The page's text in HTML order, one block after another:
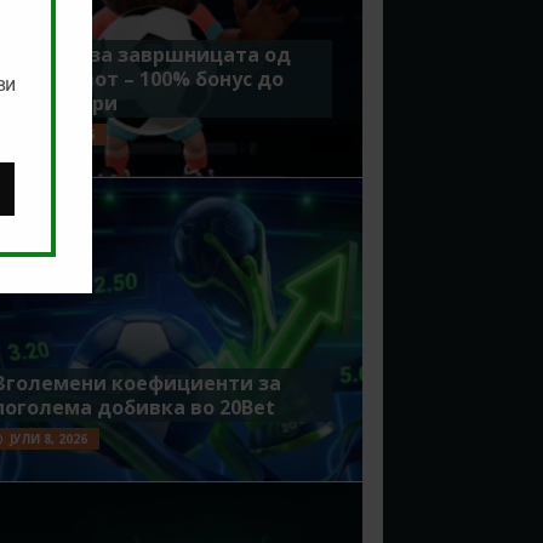
Идеално за завршницата од
– 100% бонус до
7500 денари
ЈУЛИ 15, 2026
коефициенти за
добивка во 20Bet
ЈУЛИ 8, 2026